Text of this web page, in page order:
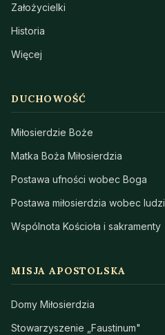
Założycielki
Historia
Więcej
DUCHOWOŚĆ
Miłosierdzie Boże
Matka Boża Miłosierdzia
Postawa ufności wobec Boga
Postawa miłosierdzia wobec ludzi
Wspólnota Kościoła i sakramenty
MISJA APOSTOLSKA
Domy Miłosierdzia
Stowarzyszenie „Faustinum"